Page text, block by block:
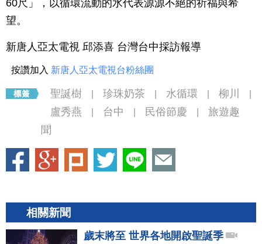
60尺」，以循環流動的水代表源源不絕的祈福與希
望。
新唐人亞太電視 邱添喜 台灣台中採訪報導
按讚加入 新唐人亞太電視台粉絲團
聖誕樹 珍珠奶茶 水循環 柳川
盧秀燕 台中 民俗節慶
旅遊趣
聞
相關新聞
歲末將至 世界各地開啟聖誕季